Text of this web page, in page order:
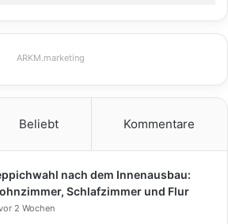
ARKM.marketing
Beliebt Kommentare
nach dem Innenausbau:
Schlafzimmer und Flur
2 Wochen